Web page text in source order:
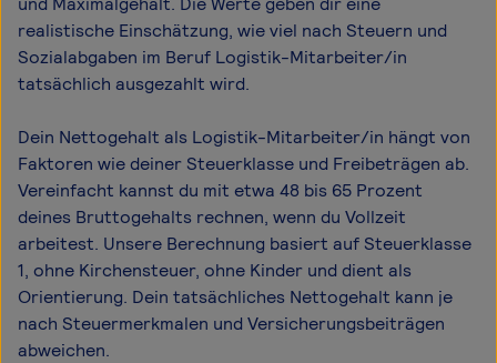
realistische Einschätzung, wie viel nach Steuern und
Sozialabgaben im Beruf Logistik-Mitarbeiter/in
tatsächlich ausgezahlt wird.
Dein Nettogehalt als Logistik-Mitarbeiter/in hängt von
Faktoren wie deiner Steuerklasse und Freibeträgen ab.
Vereinfacht kannst du mit etwa 48 bis 65 Prozent
deines Bruttogehalts rechnen, wenn du Vollzeit
arbeitest. Unsere Berechnung basiert auf Steuerklasse
1, ohne Kirchensteuer, ohne Kinder und dient als
Orientierung. Dein tatsächliches Nettogehalt kann je
nach Steuermerkmalen und Versicherungsbeiträgen
abweichen.